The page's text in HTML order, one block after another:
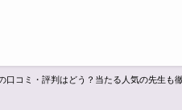
口コミ・評判はどう？当たる人気の先生も